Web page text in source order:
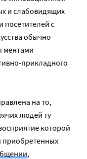
и слабовидящих
посетителей с
обычно
прикладного
на то,
людей ту
которой
приобретенных
,